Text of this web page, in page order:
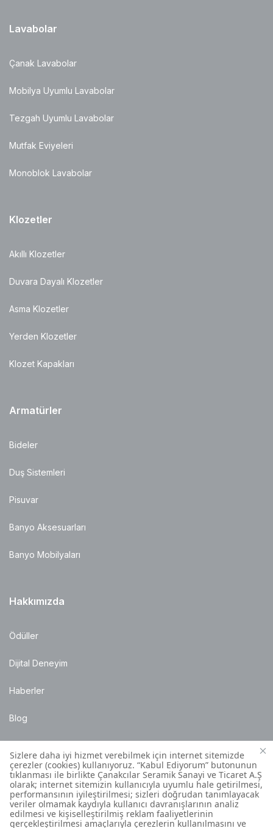
Lavabolar
Çanak Lavabolar
Mobilya Uyumlu Lavabolar
Tezgah Uyumlu Lavabolar
Mutfak Eviyeleri
Monoblok Lavabolar
Klozetler
Akıllı Klozetler
Duvara Dayalı Klozetler
Asma Klozetler
Yerden Klozetler
Klozet Kapakları
Armatürler
Bideler
Duş Sistemleri
Pisuvar
Banyo Aksesuarları
Banyo Mobilyaları
Hakkımızda
Ödüller
Dijital Deneyim
Haberler
Blog
Satış Noktaları
Montaj Bilgileri